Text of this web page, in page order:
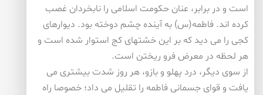
است و در برابر، عنان حكومت اسلامی را نابخردان غصب
كرده اند. فاطمه(س) به آینده چشم دوخته بود. دیوارهای
كجی را می دید كه بر این خشتهای كج استوار شده است و
هر لحظه در معرض فرو ریختن است.
از سوی دیگر، درد پهلو و بازو، هر روز شدت بیشتری می
یافت و قوای جسمانی فاطمه را تقلیل می داد؛ خصوصا راه